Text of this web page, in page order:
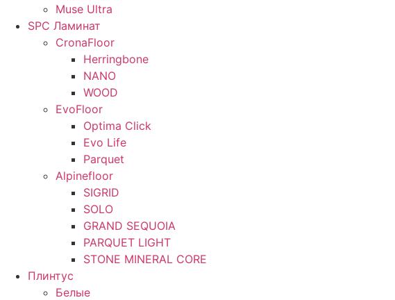
Muse Ultra
SPC Ламинат
CronaFloor
Herringbone
NANO
WOOD
EvoFloor
Optima Click
Evo Life
Parquet
Alpinefloor
SIGRID
SOLO
GRAND SEQUOIA
PARQUET LIGHT
STONE MINERAL CORE
Плинтус
Белые